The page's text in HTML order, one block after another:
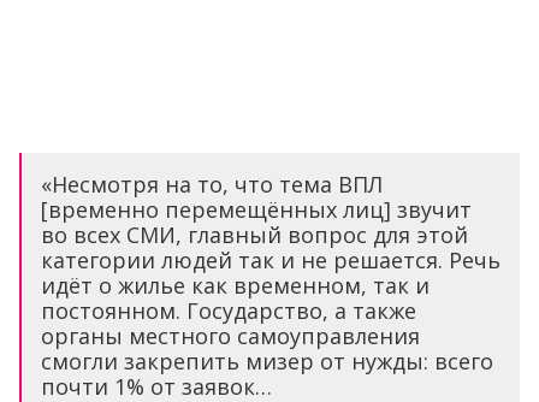
«Несмотря на то, что тема ВПЛ
[временно перемещённых лиц] звучит
во всех СМИ, главный вопрос для этой
категории людей так и не решается. Речь
идёт о жилье как временном, так и
постоянном. Государство, а также
органы местного самоуправления
смогли закрепить мизер от нужды: всего
почти 1% от заявок…